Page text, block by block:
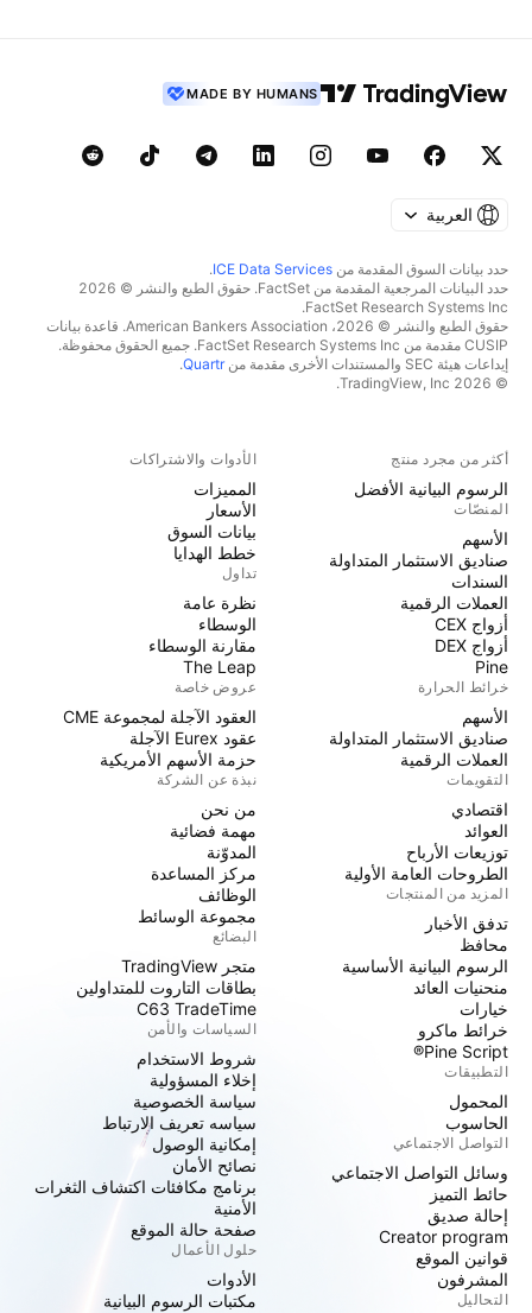
MADE BY HUMANS
العربية
حدد بيانات السوق المقدمة من ICE Data Services
.
حدد البيانات المرجعية المقدمة من FactSet. حقوق الطبع والنشر © 2026
FactSet Research Systems Inc.
حقوق الطبع والنشر © 2026، American Bankers Association. قاعدة بيانات
CUSIP مقدمة من FactSet Research Systems Inc. جميع الحقوق محفوظة.
إيداعات هيئة SEC والمستندات الأخرى مقدمة من
Quartr
.
© 2026 TradingView, Inc.
أكثر من مجرد منتج
الرسوم البيانية الأفضل
المنصّات
الأسهم
صناديق الاستثمار المتداولة
السندات
العملات الرقمية
أزواج CEX
أزواج DEX
Pine
خرائط الحرارة
الأسهم
صناديق الاستثمار المتداولة
العملات الرقمية
التقويمات
اقتصادي
العوائد
توزيعات الأرباح
الطروحات العامة الأولية
المزيد من المنتجات
تدفق الأخبار
محافظ
الرسوم البيانية الأساسية
منحنيات العائد
خيارات
خرائط ماكرو
Pine Script®
التطبيقات
المحمول
الحاسوب
التواصل الاجتماعي
وسائل التواصل الاجتماعي
حائط التميز
إحالة صديق
Creator program
قوانين الموقع
المشرفون
التحاليل
الأدوات والاشتراكات
المميزات
الأسعار
بيانات السوق
خطط الهدايا
تداول
نظرة عامة
الوسطاء
مقارنة الوسطاء
The Leap
عروض خاصة
العقود الآجلة لمجموعة CME
عقود Eurex الآجلة
حزمة الأسهم الأمريكية
نبذة عن الشركة
من نحن
مهمة فضائية
المدوّنة
مركز المساعدة
الوظائف
مجموعة الوسائط
البضائع
متجر TradingView
بطاقات التاروت للمتداولين
C63 TradeTime
السياسات والأمن
شروط الاستخدام
إخلاء المسؤولية
سياسة الخصوصية
سياسه تعريف الارتباط
إمكانية الوصول
نصائح الأمان
برنامج مكافئات اكتشاف الثغرات
الأمنية
صفحة حالة الموقع
حلول الأعمال
الأدوات
مكتبات الرسوم البيانية